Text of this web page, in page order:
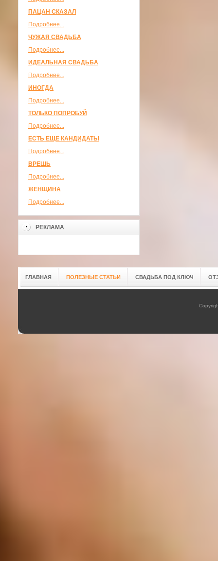
ПАЦАН СКАЗАЛ
Подробнее...
ЧУЖАЯ СВАДЬБА
Подробнее...
ИДЕАЛЬНАЯ СВАДЬБА
Подробнее...
ИНОГДА
Подробнее...
ТОЛЬКО ПОПРОБУЙ
Подробнее...
ЕСТЬ ЕЩЕ КАНДИДАТЫ
Подробнее...
ВРЕШЬ
Подробнее...
ЖЕНЩИНА
Подробнее...
РЕКЛАМА
ГЛАВНАЯ ПОЛЕЗНЫЕ СТАТЬИ СВАДЬБА ПОД КЛЮЧ